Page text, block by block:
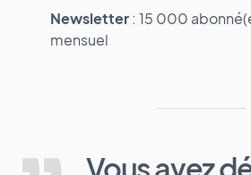
Newsletter: 15 000
mensuel